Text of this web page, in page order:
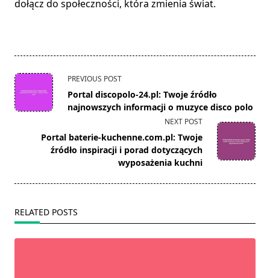
dołącz do społeczności, która zmienia świat.
<span
class="nav-
subtitle
reader-
text">Page</span>
PREVIOUS POST
Portal discopolo-24.pl: Twoje źródło
najnowszych informacji o muzyce disco polo
NEXT POST
Portal baterie-kuchenne.com.pl: Twoje
źródło inspiracji i porad dotyczących
wyposażenia kuchni
RELATED POSTS